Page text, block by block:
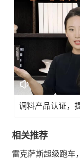
调料产品认证，
相关推荐
雷克萨斯超级跑车